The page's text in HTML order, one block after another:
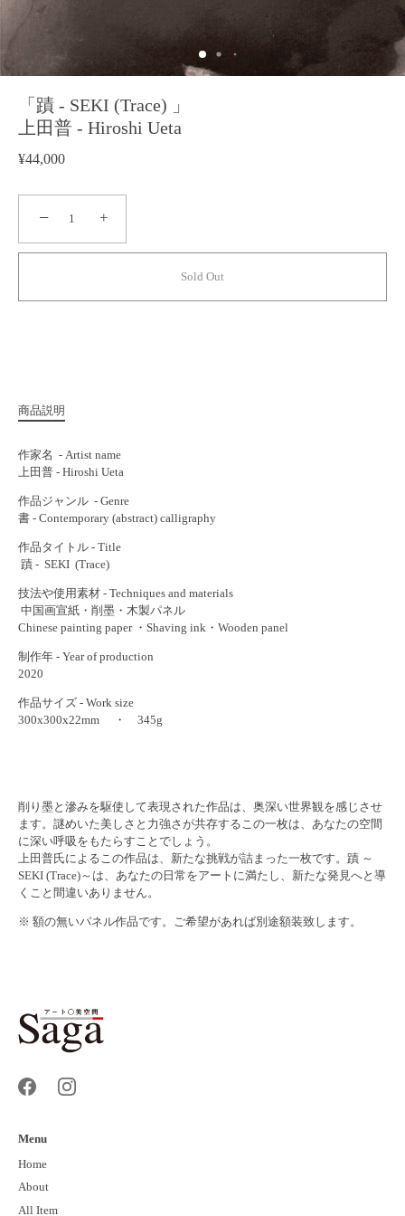
「蹟 - SEKI (Trace) 」
上田普 - Hiroshi Ueta
¥44,000
− +
Sold Out
商品説明
作家名 - Artist name
上田普 - Hiroshi Ueta
作品ジャンル - Genre
書 - Contemporary (abstract) calligraphy
作品タイトル - Title
蹟 - SEKI (Trace)
技法や使用素材 - Techniques and materials
中国画宣紙・削墨・木製パネル
Chinese painting paper ・Shaving ink・Wooden panel
制作年 - Year of production
2020
作品サイズ - Work size
300x300x22mm ・ 345g
削り墨と滲みを駆使して表現された作品は、奥深い世界観を感じさせ
ます。謎めいた美しさと力強さが共存するこの一枚は、あなたの空間
に深い呼吸をもたらすことでしょう。
上田普氏によるこの作品は、新たな挑戦が詰まった一枚です。蹟 ～
SEKI (Trace)～は、あなたの日常をアートに満たし、新たな発見へと導
くこと間違いありません。
※ 額の無いパネル作品です。ご希望があれば別途額装致します。
Menu
Home
About
All Item